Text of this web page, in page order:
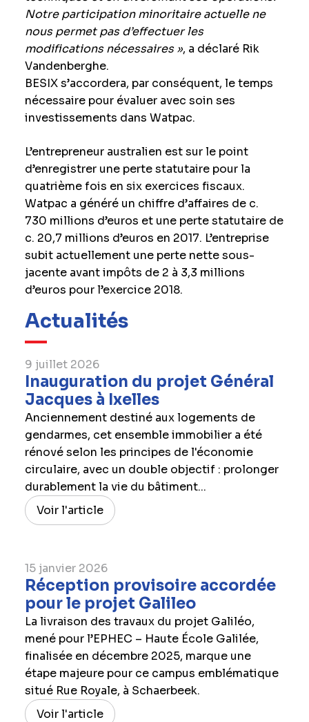
Notre participation minoritaire actuelle ne
nous permet pas d’effectuer les
modifications nécessaires », a déclaré Rik
Vandenberghe.
BESIX s’accordera, par conséquent, le temps
nécessaire pour évaluer avec soin ses
investissements dans Watpac.
L’entrepreneur australien est sur le point
d’enregistrer une perte statutaire pour la
quatrième fois en six exercices fiscaux.
Watpac a généré un chiffre d’affaires de c.
730 millions d’euros et une perte statutaire de
c. 20,7 millions d’euros en 2017. L’entreprise
subit actuellement une perte nette sous-
jacente avant impôts de 2 à 3,3 millions
d’euros pour l’exercice 2018.
Actualités
9 juillet 2026
Inauguration du projet Général
Jacques à Ixelles
Anciennement destiné aux logements de
gendarmes, cet ensemble immobilier a été
rénové selon les principes de l'économie
circulaire, avec un double objectif : prolonger
durablement la vie du bâtiment...
Voir l'article
15 janvier 2026
Réception provisoire accordée
pour le projet Galileo
La livraison des travaux du projet Galiléo,
mené pour l’EPHEC – Haute École Galilée,
finalisée en décembre 2025, marque une
étape majeure pour ce campus emblématique
situé Rue Royale, à Schaerbeek.
Voir l'article